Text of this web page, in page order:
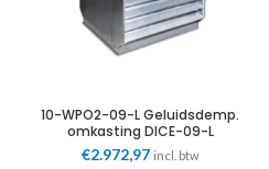
10-WPO2-09-L Geluidsdemp.
omkasting DICE-09-L
verzinkt B140xH174xD140cm
Merford
€2.972,97 incl. btw